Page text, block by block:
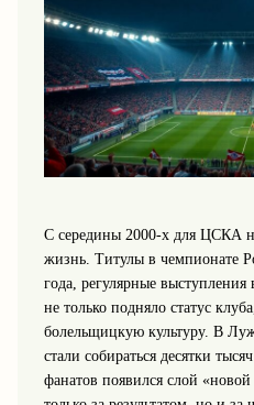
С середины 2000‑х для ЦСКА
жизнь. Титулы в чемпионате
года, регулярные
не только подняло статус
болельщицкую культуру. В
стали собираться десятки
фанатов появился слой